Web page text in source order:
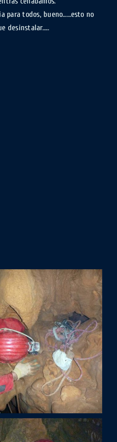
para todos, bueno……esto no
desinstalar…..